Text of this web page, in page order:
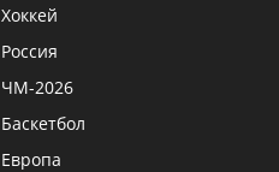
Хоккей
Россия
ЧМ-2026
Баскетбол
Европа